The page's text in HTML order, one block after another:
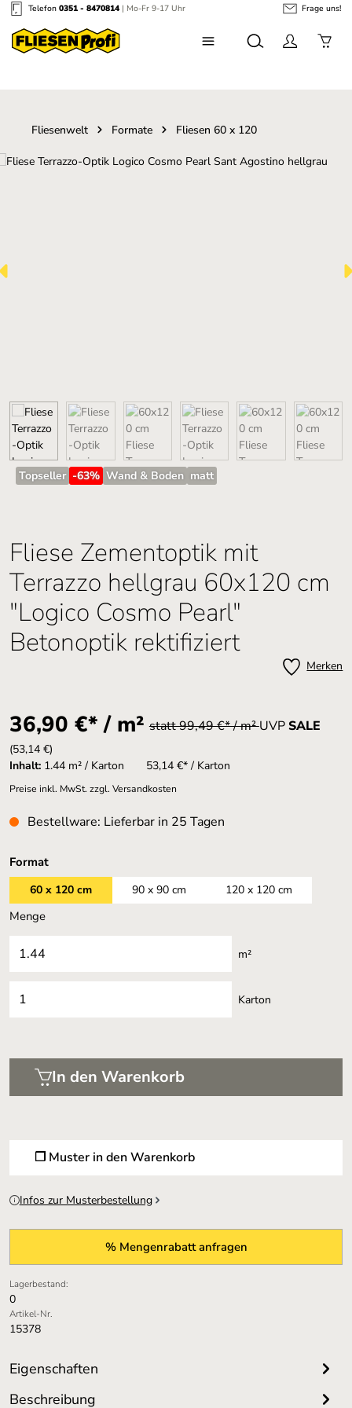
Zum Hauptinhalt springen
Telefon 0351 - 8470814| Mo-Fr 9-17 Uhr Frage uns!
Fliesenwelt Formate Fliesen 60 x 120
Bildergalerie überspringen
Topseller -63% Wand & Boden matt
Fliese Zementoptik mit
Terrazzo hellgrau 60x120 cm
"Logico Cosmo Pearl"
Betonoptik rektifiziert
Merken
36,90 €* / m² statt 99,49 €* / m²UVPSALE
(53,14 €)
Inhalt: 1.44 m² / Karton 53,14 €* / Karton
Preise inkl. MwSt. zzgl. Versandkosten
Bestellware: Lieferbar in 25 Tagen
Formatauswählen
60 x 120 cm 90 x 90 cm 120 x 120 cm
Menge
m²
Karton
In den Warenkorb
% Mengenrabatt anfragen
❐ Muster in den Warenkorb
Infos zur Musterbestellung
Lagerbestand:
0
Artikel-Nr.
15378
Eigenschaften
Beschreibung